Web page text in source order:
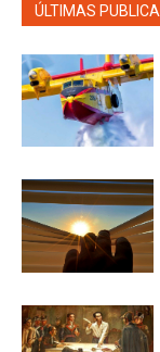
ÚLTIMAS